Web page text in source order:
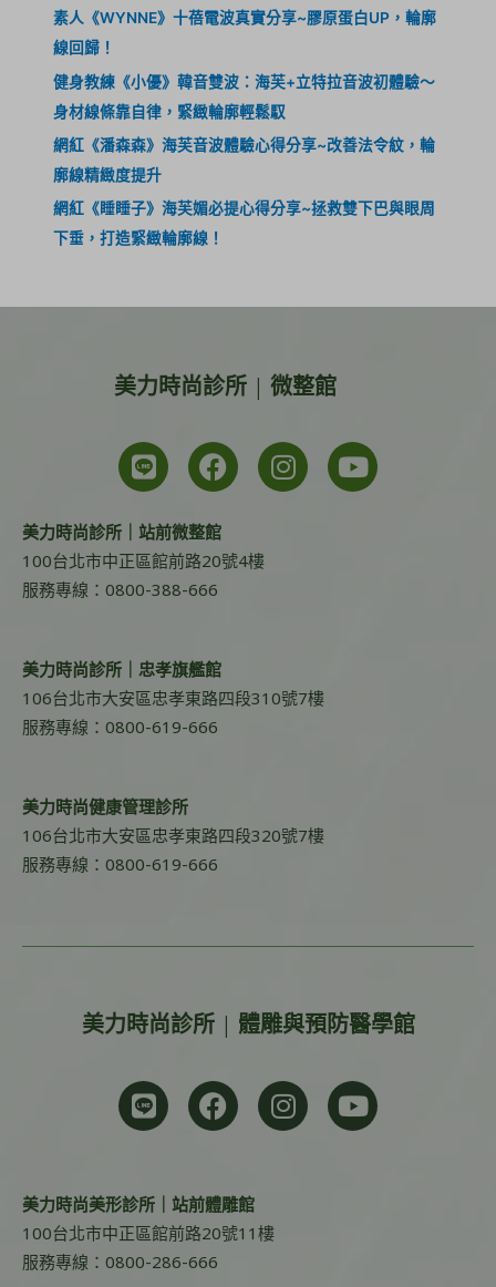
素人《WYNNE》十蓓電波真實分享~膠原蛋白UP，輪廓
線回歸！
健身教練《小優》韓音雙波：海芙+立特拉音波初體驗～
身材線條靠自律，緊緻輪廓輕鬆馭
網紅《潘森森》海芙音波體驗心得分享~改善法令紋，輪
廓線精緻度提升
網紅《睡睡子》海芙媚必提心得分享~拯救雙下巴與眼周
下垂，打造緊緻輪廓線！
美力時尚診所 | 微整館
美力時尚診所｜站前微整館
100台北市中正區館前路20號4樓
服務專線：0800-388-666
美力時尚診所｜忠孝旗艦館
106台北市大安區忠孝東路四段310號7樓
服務專線：0800-619-666
美力時尚健康管理診所
106台北市大安區忠孝東路四段320號7樓
服務專線：0800-619-666
美力時尚診所 | 體雕與預防醫學館
美力時尚美形診所｜站前體雕館
100台北市中正區館前路20號11樓
服務專線：0800-286-666